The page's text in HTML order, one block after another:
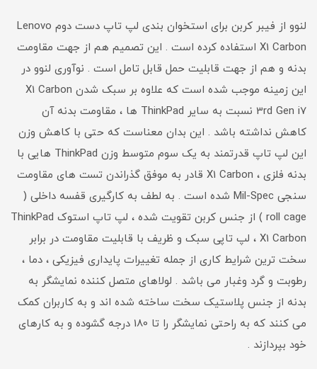
لنوو از فیبر کربن برای استخوان بندی لپ تاپ دست دوم Lenovo
X1 Carbon استفاده کرده است . این تصمیم هم از جهت مقاومت
بدنه و هم از جهت قابلیت حمل قابل تامل است . نوآوری لنوو در
این زمینه موجب شده است که علاوه بر سبک شدن X1 Carbon
3rd Gen i7 نسبت به سایر ThinkPad ها ، مقاومت بدنه آن
کاهش نداشته باشد . این بدان معناست که حتی با کاهش وزن
این لپ تاپ قدرتمند به یک سوم متوسط وزن ThinkPad هایی با
بدنه فلزی ، X1 Carbon قادر به موفق گذراندن تست های مقاومت
سنجی Mil-Spec شده است . به لطف به کارگیری قفسه داخلی (
roll cage ) از جنس کربن تقویت شده ، لپ تاپ استوک ThinkPad
X1 Carbon ، لپ تاپی سبک و ظریف با قابلیت مقاومت در برابر
سخت ترین شرایط کاری از جمله تغییرات پایداری فیزیکی ، دما ،
رطوبت و گرد وغبار می باشد . لولاهای متصل کننده نمایشگر به
بدنه از جنس پلاستیک سخت ساخته شده اند و به کاربران کمک
می کنند که به راحتی نمایشگر را تا 180 درجه گشوده و به کارهای
خود بپردازند .